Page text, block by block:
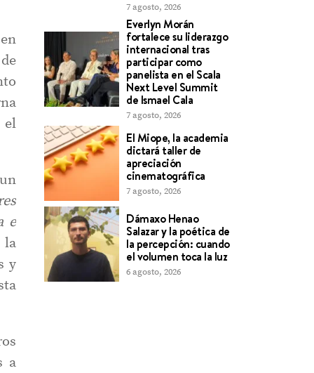
el
e
la
y
a
7 agosto, 2026
Everlyn Morán
fortalece su liderazgo
internacional tras
participar como
panelista en el Scala
Next Level Summit
de Ismael Cala
7 agosto, 2026
El Miope, la academia
dictará taller de
apreciación
cinematográfica
7 agosto, 2026
Dámaxo Henao
Salazar y la poética de
la percepción: cuando
el volumen toca la luz
6 agosto, 2026